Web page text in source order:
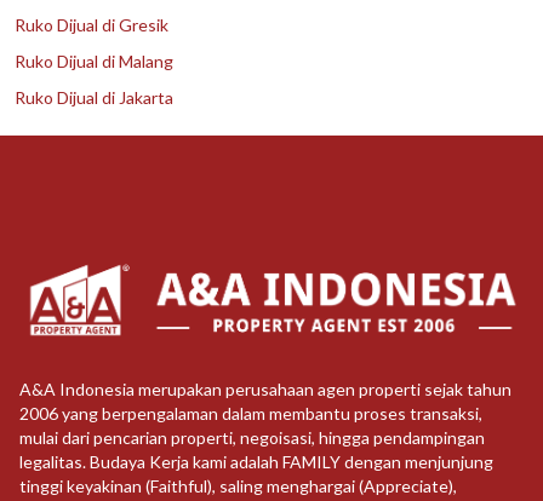
Ruko Dijual di Gresik
Ruko Dijual di Malang
Ruko Dijual di Jakarta
A&A Indonesia merupakan perusahaan agen properti sejak tahun
2006 yang berpengalaman dalam membantu proses transaksi,
mulai dari pencarian properti, negoisasi, hingga pendampingan
legalitas. Budaya Kerja kami adalah FAMILY dengan menjunjung
tinggi keyakinan (Faithful), saling menghargai (Appreciate),